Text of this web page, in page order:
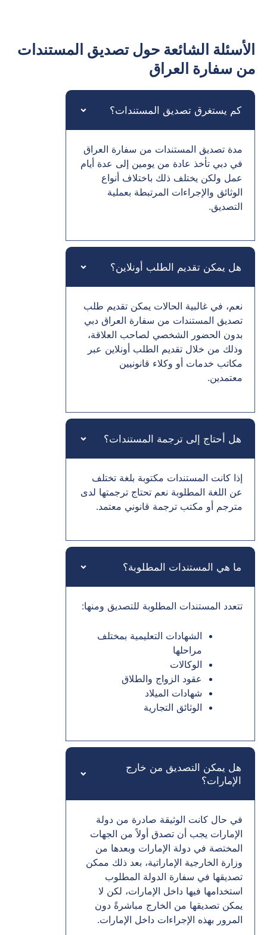
الأسئلة الشائعة حول تصديق المستندات
من سفارة العراق
كم يستغرق تصديق المستندات؟
مدة تصديق المستندات من سفارة العراق
في دبي تأخذ عادة من يومين إلى عدة أيام
عمل ولكن يختلف ذلك باختلاف أنواع
الوثائق والإجراءات المرتبطة بعملية
التصديق.
هل يمكن تقديم الطلب أونلاين؟
نعم، في غالبية الحالات يمكن تقديم طلب
تصديق المستندات من سفارة العراق دبي
بدون الحضور الشخصي لصاحب العلاقة،
وذلك من خلال تقديم الطلب أونلاين عبر
مكاتب خدمات أو وكلاء قانونيين
معتمدين.
هل أحتاج إلى ترجمة المستندات؟
إذا كانت المستندات مكتوبة بلغة تختلف
عن اللغة المطلوبة نعم تحتاج ترجمتها لدى
مترجم أو مكتب ترجمة قانوني معتمد.
ما هي المستندات المطلوبة؟
تتعدد المستندات المطلوبة للتصديق ومنها:
الشهادات التعليمية بمختلف
مراحلها
الوكالات
عقود الزواج والطلاق
شهادات الميلاد
الوثائق التجارية
هل يمكن التصديق من خارج
الإمارات؟
في حال كانت الوثيقة صادرة من دولة
الإمارات يجب أن تصدق أولاً من الجهات
المختصة في دولة الإمارات وبعدها من
وزارة الخارجية الإماراتية، بعد ذلك ممكن
تصديقها في سفارة الدولة المطلوب
استخدامها فيها داخل الإمارات، لكن لا
يمكن تصديقها من الخارج مباشرةً دون
المرور بهذه الإجراءات داخل الإمارات.